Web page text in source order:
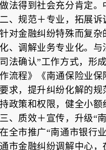
做法得到社会充分肯定。
二、规范＋专业，拓展诉
针对金融纠纷特殊而复
化、调解业务专业化。
司法确认”工作方式，形
作流程》《南通保险业
要求，提升纠纷化解的
持政策和权限，健全小
三、质效＋宣传，升级“
在全市推广“南通市银行
通市金融纠纷调解中心